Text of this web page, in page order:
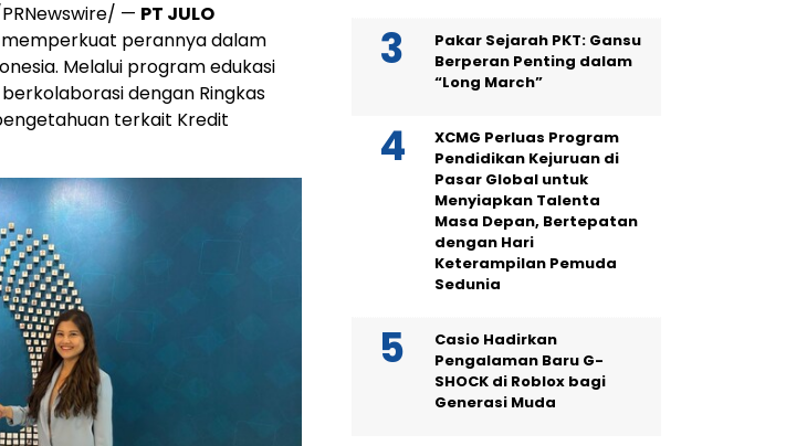
— PT JULO
perannya dalam
Melalui program edukasi
berkolaborasi dengan Ringkas
terkait Kredit
Pakar Sejarah PKT: Gansu
Berperan Penting dalam
“Long March”
XCMG Perluas Program
Pendidikan Kejuruan di
Pasar Global untuk
Menyiapkan Talenta
Masa Depan, Bertepatan
dengan Hari
Keterampilan Pemuda
Sedunia
Casio Hadirkan
Pengalaman Baru G-
SHOCK di Roblox bagi
Generasi Muda